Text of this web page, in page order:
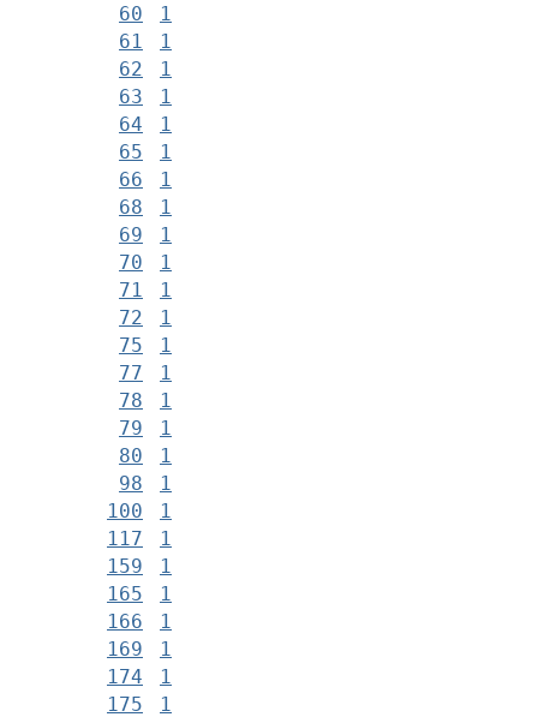
60
1
61
1
62
1
63
1
64
1
65
1
66
1
68
1
69
1
70
1
71
1
72
1
75
1
77
1
78
1
79
1
80
1
98
1
100
1
117
1
159
1
165
1
166
1
169
1
174
1
175
1